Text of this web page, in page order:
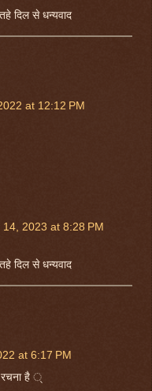
दिल से धन्यवाद
at 12:12 PM
14, 2023 at 8:28 PM
दिल से धन्यवाद
at 6:17 PM
रचना है